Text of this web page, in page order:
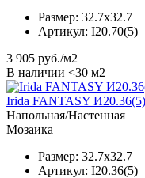
Размер: 32.7x32.7
Артикул: I20.70(5)
3 905 руб./м2
В наличии <30 м2
Irida FANTASY
Напольная/Настенная
Мозаика
Размер: 32.7x32.7
Артикул: I20.36(5)